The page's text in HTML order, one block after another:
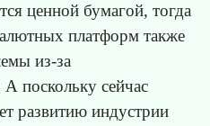
ценной бумагой, тогда
платформ также
из-за
А поскольку сейчас
развитию индустрии